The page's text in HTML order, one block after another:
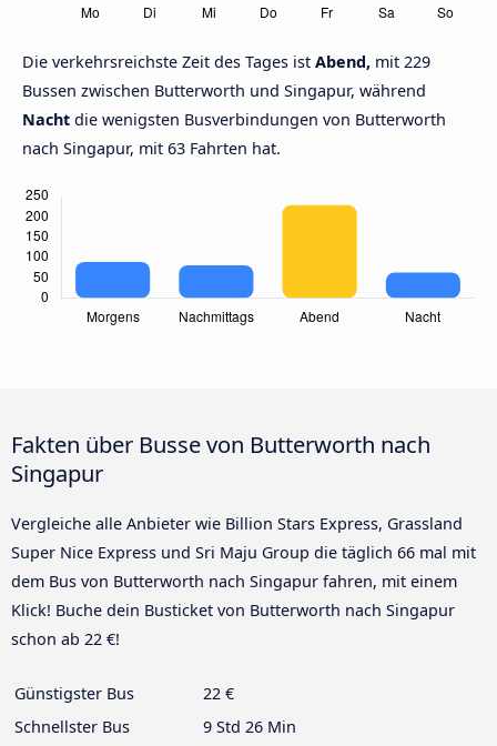
Die verkehrsreichste Zeit des Tages ist Abend, mit 229
Bussen zwischen Butterworth und Singapur, während
Nacht die wenigsten Busverbindungen von Butterworth
nach Singapur, mit 63 Fahrten hat.
Fakten über Busse von Butterworth nach
Singapur
Vergleiche alle Anbieter wie Billion Stars Express, Grassland
Super Nice Express und Sri Maju Group die täglich 66 mal mit
dem Bus von Butterworth nach Singapur fahren, mit einem
Klick! Buche dein Busticket von Butterworth nach Singapur
schon ab 22 €!
Günstigster Bus
22 €
Schnellster Bus
9 Std 26 Min